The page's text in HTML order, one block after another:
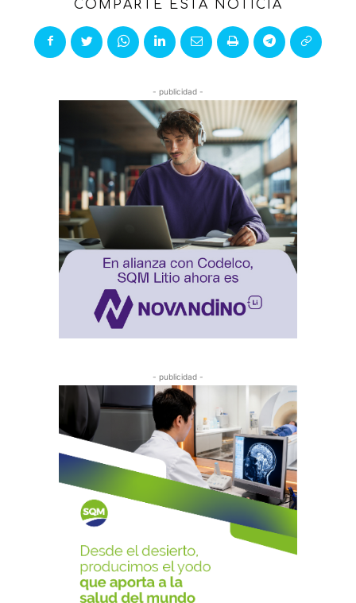
COMPARTE ESTA NOTICIA
- publicidad -
- publicidad -